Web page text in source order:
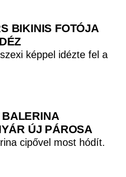
BIKINIS FOTÓJA
képpel idézte fel a
ÚJ PÁROSA
cipővel most hódít.